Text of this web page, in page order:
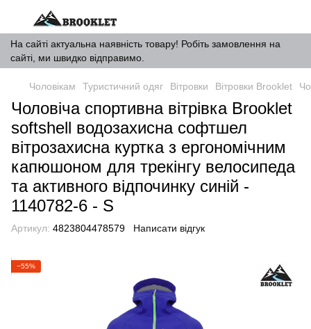
На сайті актуальна наявність товару! Робіть замовлення на
сайті, ми швидко відправимо.
Чоловікам Туристичний одяг Вітровки Вітровки Brooklet
Чоловіча спортивна вітрівка Brooklet
softshell водозахисна софтшел
вітрозахисна куртка з ергономічним
капюшоном для трекінгу велосипеда
та активного відпочинку синій -
1140782-6 - S
Артикул: 4823804478579 Написати відгук
−55%